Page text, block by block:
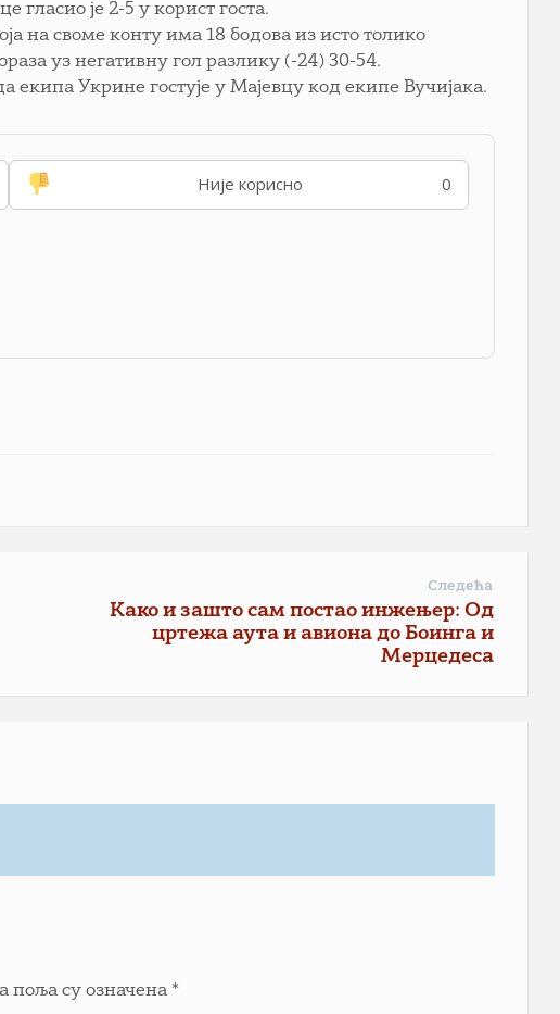
гласио је 2-5 у корист госта.
на своме конту има 18 бодова из исто толико
уз негативну гол разлику (-24) 30-54.
екипа Укрине гостује у Мајевцу код екипе Вучијака.
Није корисно 0
Следећа
Како и зашто сам постао инжењер: Од
цртежа аута и авиона до Боинга и
Мерцедеса
поља су означена*